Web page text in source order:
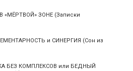
«МЁРТВОЙ» ЗОНЕ (Записки
и СИНЕРГИЯ (Сон из
БЕЗ КОМПЛЕКСОВ или БЕДНЫЙ